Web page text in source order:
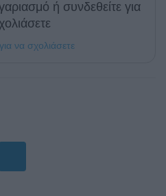
ή συνδεθείτε για
να σχολιάσετε